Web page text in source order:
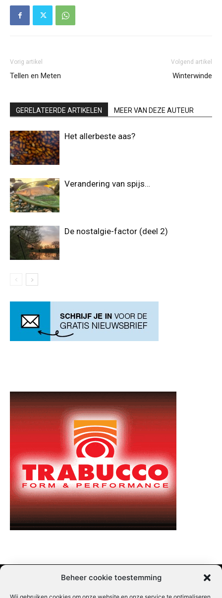
Beheer cookie toestemming
Vorig artikel
Tellen en Meten
Volgend artikel
Winterwinde
GERELATEERDE ARTIKELEN MEER VAN DEZE AUTEUR
Het allerbeste aas?
Verandering van spijs…
De nostalgie-factor (deel 2)